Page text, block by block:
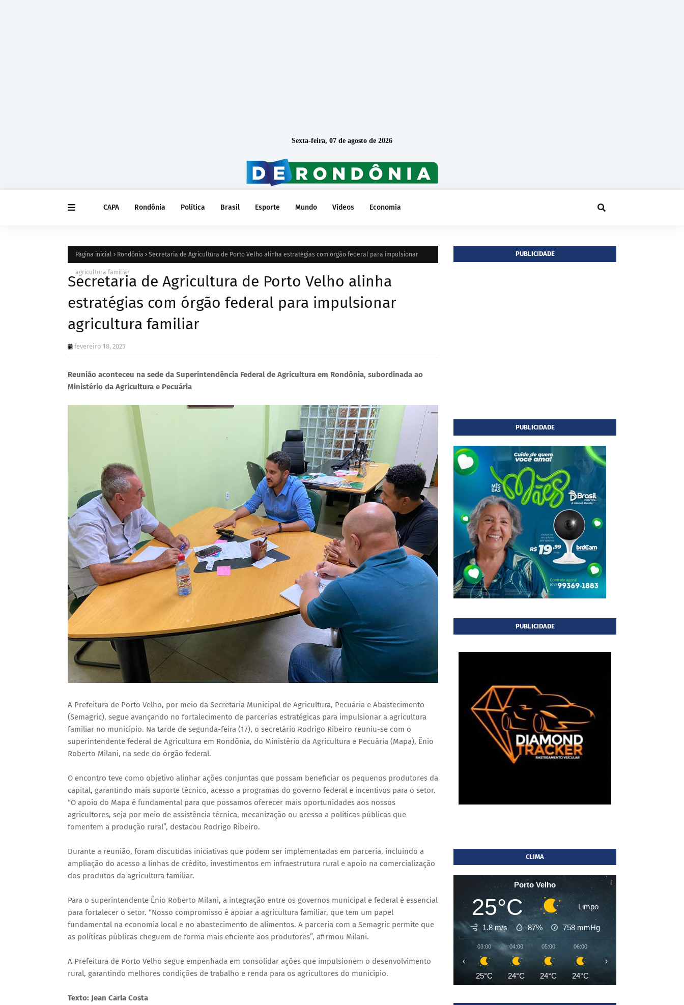
Sexta-feira, 07 de agosto de 2026
CAPA Rondônia Política Brasil Esporte Mundo Vídeos Economia
Página inicial Rondônia Secretaria de Agricultura de Porto Velho alinha estratégias com órgão federal para impulsionar
agricultura familiar
Secretaria de Agricultura de Porto Velho alinha
estratégias com órgão federal para impulsionar
agricultura familiar
fevereiro 18, 2025
Reunião aconteceu na sede da Superintendência Federal de Agricultura em Rondônia, subordinada ao
Ministério da Agricultura e Pecuária
A Prefeitura de Porto Velho, por meio da Secretaria Municipal de Agricultura, Pecuária e Abastecimento
(Semagric), segue avançando no fortalecimento de parcerias estratégicas para impulsionar a agricultura
familiar no município. Na tarde de segunda-feira (17), o secretário Rodrigo Ribeiro reuniu-se com o
superintendente federal de Agricultura em Rondônia, do Ministério da Agricultura e Pecuária (Mapa), Ênio
Roberto Milani, na sede do órgão federal.
O encontro teve como objetivo alinhar ações conjuntas que possam beneficiar os pequenos produtores da
capital, garantindo mais suporte técnico, acesso a programas do governo federal e incentivos para o setor.
“O apoio do Mapa é fundamental para que possamos oferecer mais oportunidades aos nossos
agricultores, seja por meio de assistência técnica, mecanização ou acesso a políticas públicas que
fomentem a produção rural”, destacou Rodrigo Ribeiro.
Durante a reunião, foram discutidas iniciativas que podem ser implementadas em parceria, incluindo a
ampliação do acesso a linhas de crédito, investimentos em infraestrutura rural e apoio na comercialização
dos produtos da agricultura familiar.
Para o superintendente Ênio Roberto Milani, a integração entre os governos municipal e federal é essencial
para fortalecer o setor. “Nosso compromisso é apoiar a agricultura familiar, que tem um papel
fundamental na economia local e no abastecimento de alimentos. A parceria com a Semagric permite que
as políticas públicas cheguem de forma mais eficiente aos produtores”, afirmou Milani.
A Prefeitura de Porto Velho segue empenhada em consolidar ações que impulsionem o desenvolvimento
rural, garantindo melhores condições de trabalho e renda para os agricultores do município.
Texto: Jean Carla Costa
PUBLICIDADE
PUBLICIDADE
PUBLICIDADE
CLIMA
Porto Velho
25°C Limpo
1.8 m/s 87% 758 mmHg
03:00
25°C
04:00
24°C
05:00
24°C
06:00
24°C
‹ ›